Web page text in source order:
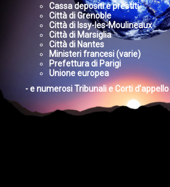
Cassa depositi e prestiti
Città di Grenoble
Città di Issy-les-Moulineaux
Città di Marsiglia
Città di Nantes
Ministeri francesi (varie)
Prefettura di Parigi
Unione europea
- e numerosi Tribunali e Corti d’appello